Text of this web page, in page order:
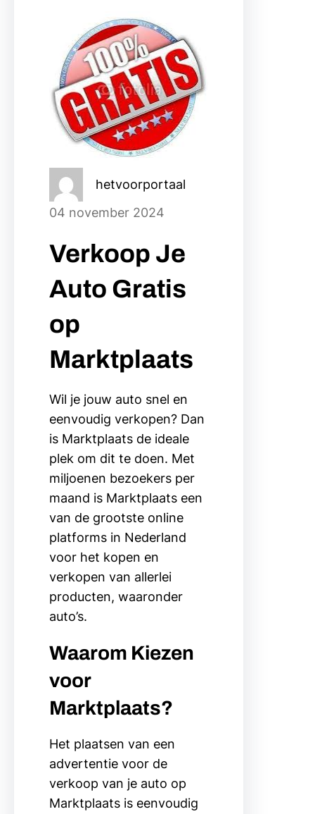
hetvoorportaal
04 november 2024
Verkoop Je
Auto Gratis
op
Marktplaats
Wil je jouw auto snel en
eenvoudig verkopen? Dan
is Marktplaats de ideale
plek om dit te doen. Met
miljoenen bezoekers per
maand is Marktplaats een
van de grootste online
platforms in Nederland
voor het kopen en
verkopen van allerlei
producten, waaronder
auto’s.
Waarom Kiezen
voor
Marktplaats?
Het plaatsen van een
advertentie voor de
verkoop van je auto op
Marktplaats is eenvoudig